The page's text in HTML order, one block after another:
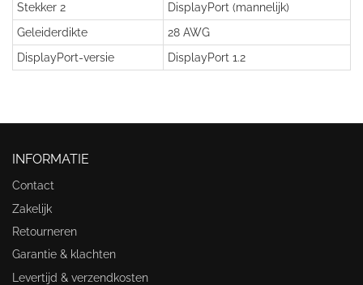
Stekker 2
DisplayPort (mannelijk)
Geleiderdikte
28 AWG
DisplayPort-versie
DisplayPort 1.2
INFORMATIE
Contact
Zakelijk
Retourneren
Garantie & klachten
Levertijd & verzendkosten